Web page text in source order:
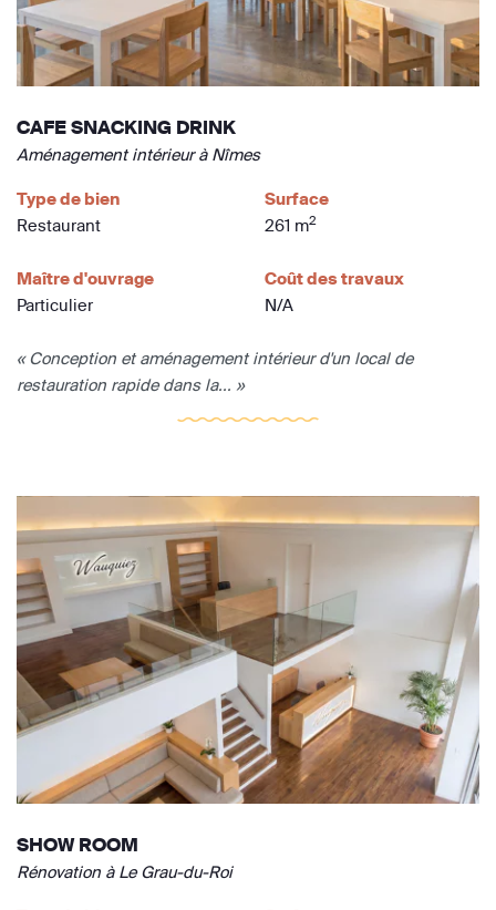
CAFE SNACKING DRINK
Aménagement intérieur à Nîmes
Type de bien
Restaurant
Surface
261 m2
Maître d'ouvrage
Particulier
Coût des travaux
N/A
« Conception et aménagement intérieur d'un local de
restauration rapide dans la... »
SHOW ROOM
Rénovation à Le Grau-du-Roi